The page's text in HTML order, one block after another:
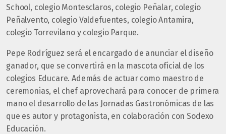
School, colegio Montesclaros, colegio Peñalar, colegio
Peñalvento, colegio Valdefuentes, colegio Antamira,
colegio Torrevilano y colegio Parque.
Pepe Rodríguez será el encargado de anunciar el diseño
ganador, que se convertirá en la mascota oficial de los
colegios Educare. Además de actuar como maestro de
ceremonias, el chef aprovechará para conocer de primera
mano el desarrollo de las Jornadas Gastronómicas de las
que es autor y protagonista, en colaboración con Sodexo
Educación.